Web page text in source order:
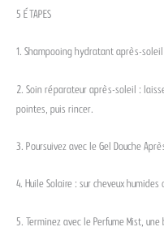
5 ÉTAPES
1. Shampooing hydratant après-
2. Soin réparateur après-soleil :
pointes, puis rincer.
3. Poursuivez avec le Gel Douche
4. Huile Solaire : sur cheveux humides
5. Terminez avec le Perfume Mist,